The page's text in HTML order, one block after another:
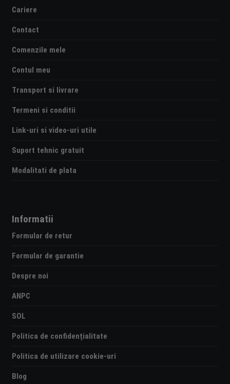
Cariere
Contact
Comenzile mele
Contul meu
Transport si livrare
Termeni si conditii
Link-uri si video-uri utile
Suport tehnic gratuit
Modalitati de plata
Informatii
Formular de retur
Formular de garantie
Despre noi
ANPC
SOL
Politica de confidențialitate
Politica de utilizare cookie-uri
Blog